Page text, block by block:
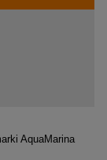
AquaMarina